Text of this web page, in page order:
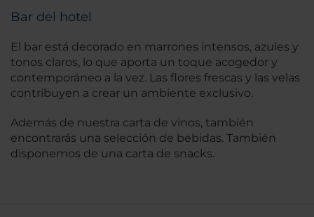
Bar del hotel
El bar está decorado en marrones intensos, azules y
tonos claros, lo que aporta un toque acogedor y
contemporáneo a la vez. Las flores frescas y las velas
contribuyen a crear un ambiente exclusivo.
Además de nuestra carta de vinos, también
encontrarás una selección de bebidas. También
disponemos de una carta de snacks.